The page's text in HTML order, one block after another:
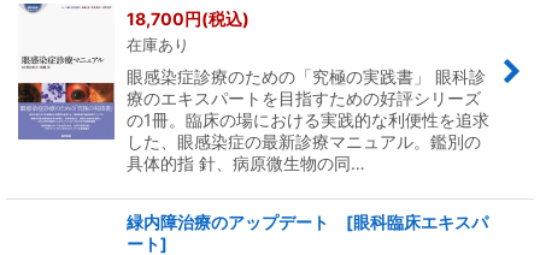
18,700円(税込)
在庫あり
眼感染症診療のための「究極の実践書」 眼科診
療のエキスパートを目指すための好評シリーズ
の1冊。臨床の場における実践的な利便性を追求
した、眼感染症の最新診療マニュアル。鑑別の
具体的指 針、病原微生物の同…
緑内障治療のアップデート [眼科臨床エキスパ
ート]